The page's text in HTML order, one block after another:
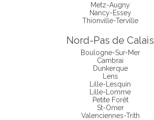
Metz-Augny
Nancy-Essey
Thionville-Terville
Nord-Pas de Calais
Boulogne-Sur-Mer
Cambrai
Dunkerque
Lens
Lille-Lesquin
Lille-Lomme
Petite Forêt
St-Omer
Valenciennes-Trith